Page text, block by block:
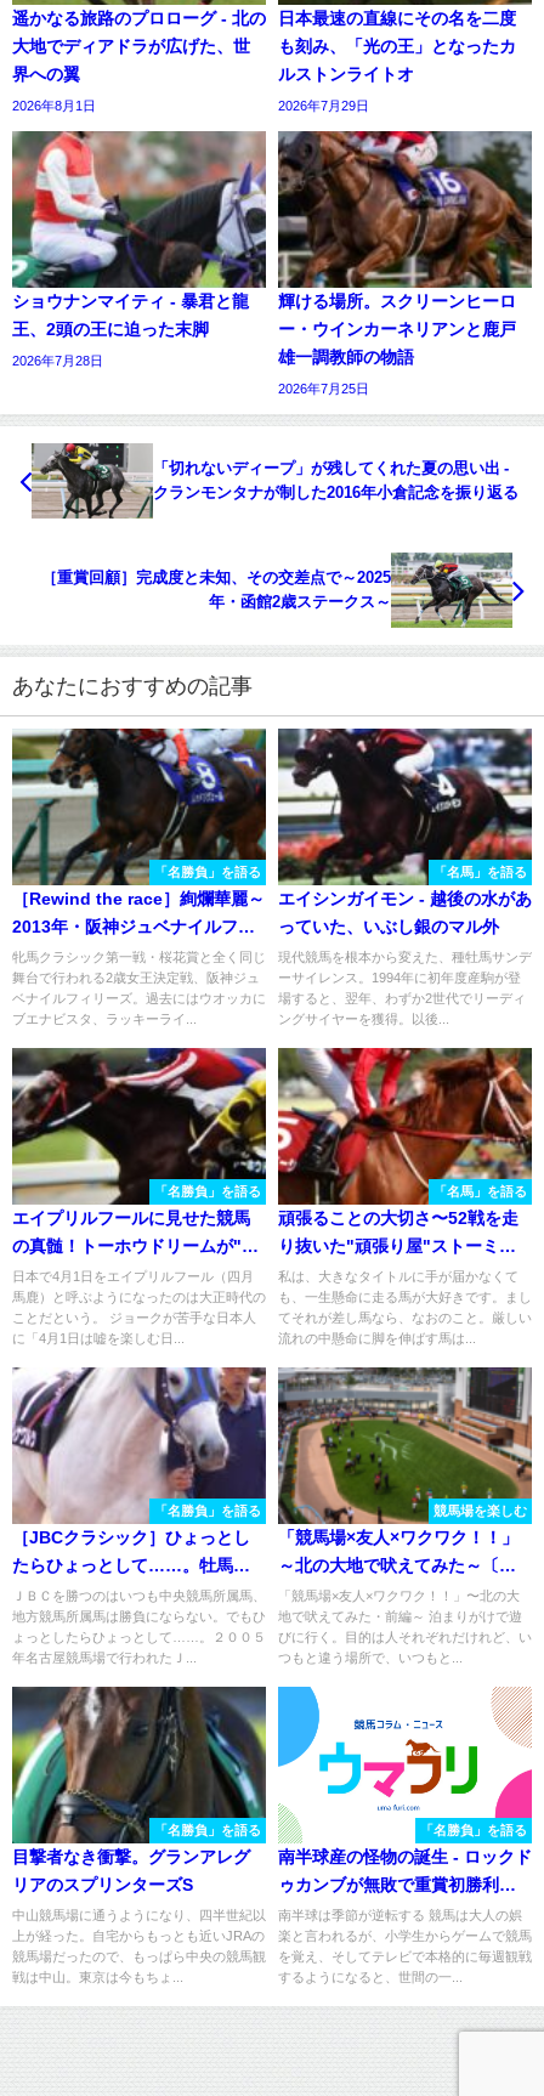
遥かなる旅路のプロローグ - 北の
大地でディアドラが広げた、世
界への翼
2026年8月1日
日本最速の直線にその名を二度
も刻み、「光の王」となったカ
ルストンライトオ
2026年7月29日
ショウナンマイティ - 暴君と龍
王、2頭の王に迫った末脚
2026年7月28日
輝ける場所。スクリーンヒーロ
ー・ウインカーネリアンと鹿戸
雄一調教師の物語
2026年7月25日
「切れないディープ」が残してくれた夏の思い出 -
クランモンタナが制した2016年小倉記念を振り返る
［重賞回顧］完成度と未知、その交差点で～2025
年・函館2歳ステークス～
あなたにおすすめの記事
「名勝負」を語る
［Rewind the race］絢爛華麗～
2013年・阪神ジュベナイルフィ
リーズ～
牝馬クラシック第一戦・桜花賞と全く同じ
舞台で行われる2歳女王決定戦、阪神ジュ
ベナイルフィリーズ。過去にはウオッカに
ブエナビスタ、ラッキーライ...
「名馬」を語る
エイシンガイモン - 越後の水があ
っていた、いぶし銀のマル外
現代競馬を根本から変えた、種牡馬サンデ
ーサイレンス。1994年に初年度産駒が登
場すると、翌年、わずか2世代でリーディ
ングサイヤーを獲得。以後...
「名勝負」を語る
エイプリルフールに見せた競馬
の真髄！トーホウドリームが"世
紀末覇王"に勝利した2001年・産
経大阪杯を振り返る。
日本で4月1日をエイプリルフール（四月
馬鹿）と呼ぶようになったのは大正時代の
ことだという。 ジョークが苦手な日本人
に「4月1日は嘘を楽しむ日...
「名馬」を語る
頑張ることの大切さ〜52戦を走
り抜いた"頑張り屋"ストーミー
シー〜
私は、大きなタイトルに手が届かなくて
も、一生懸命に走る馬が大好きです。まし
てそれが差し馬なら、なおのこと。厳しい
流れの中懸命に脚を伸ばす馬は...
「名勝負」を語る
［JBCクラシック］ひょっとし
たらひょっとして……。牡馬を
相手に残り５０ｍまで先頭だっ
た、ダートの名牝レイナワル
ツ。
ＪＢＣを勝つのはいつも中央競馬所属馬、
地方競馬所属馬は勝負にならない。でもひ
ょっとしたらひょっとして……。２００５
年名古屋競馬場で行われたＪ...
競馬場を楽しむ
「競馬場×友人×ワクワク！！」
～北の大地で吠えてみた～〔前
編〕
「競馬場×友人×ワクワク！！」〜北の大
地で吠えてみた・前編～ 泊まりがけで遊
びに行く。目的は人それぞれだけれど、い
つもと違う場所で、いつもと...
「名勝負」を語る
目撃者なき衝撃。グランアレグ
リアのスプリンターズS
中山競馬場に通うようになり、四半世紀以
上が経った。自宅からもっとも近いJRAの
競馬場だったので、もっぱら中央の競馬観
戦は中山。東京は今もちょ...
「名勝負」を語る
南半球産の怪物の誕生 - ロックド
ゥカンブが無敗で重賞初勝利し
た2007年ラジオNIKKEI賞を振り
返る
南半球は季節が逆転する 競馬は大人の娯
楽と言われるが、小学生からゲームで競馬
を覚え、そしてテレビで本格的に毎週観戦
するようになると、世間の一...